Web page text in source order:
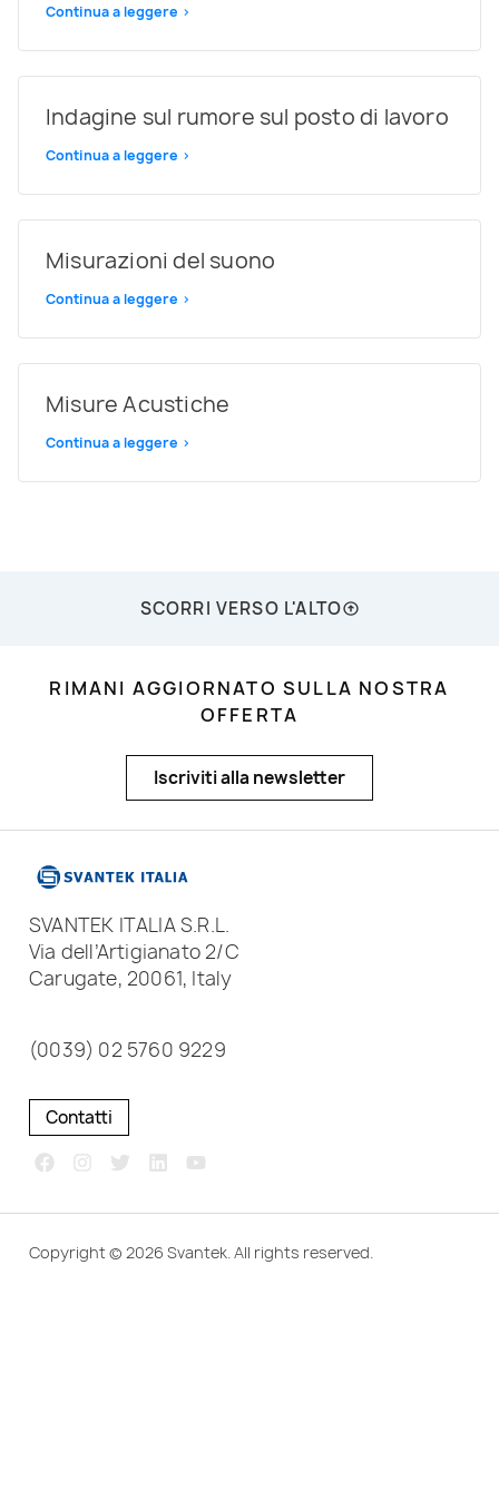
Continua a leggere >
Indagine sul rumore sul posto di lavoro
Continua a leggere >
Misurazioni del suono
Continua a leggere >
Misure Acustiche
Continua a leggere >
SCORRI VERSO L'ALTO
RIMANI AGGIORNATO SULLA NOSTRA
OFFERTA
Iscriviti alla newsletter
SVANTEK ITALIA S.R.L.
Via dell’Artigianato 2/C
Carugate, 20061, Italy
(0039) 02 5760 9229
Contatti
Copyright © 2026 Svantek. All rights reserved.